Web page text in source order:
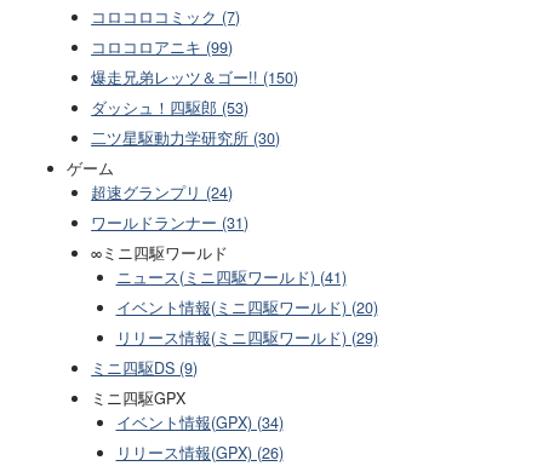
コロコロコミック (7)
コロコロアニキ (99)
爆走兄弟レッツ＆ゴー!! (150)
ダッシュ！四駆郎 (53)
二ツ星駆動力学研究所 (30)
ゲーム
超速グランプリ (24)
ワールドランナー (31)
∞ミニ四駆ワールド
ニュース(ミニ四駆ワールド) (41)
イベント情報(ミニ四駆ワールド) (20)
リリース情報(ミニ四駆ワールド) (29)
ミニ四駆DS (9)
ミニ四駆GPX
イベント情報(GPX) (34)
リリース情報(GPX) (26)